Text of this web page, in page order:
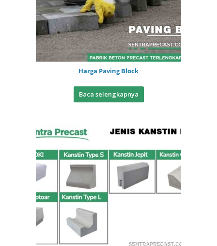
Harga Paving Block
Baca selengkapnya